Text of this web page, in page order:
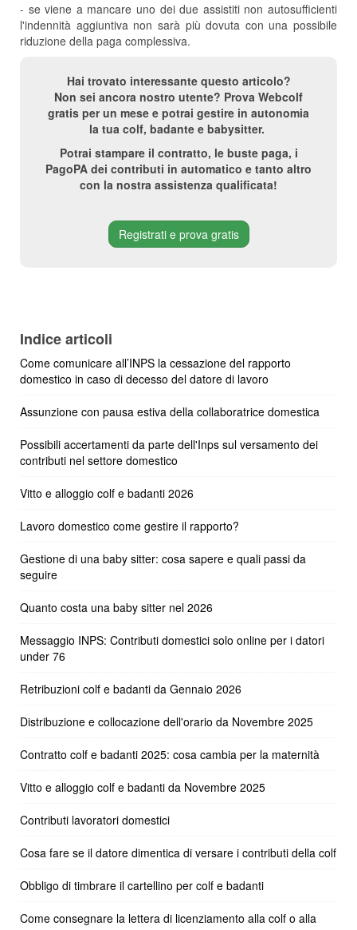
- se viene a mancare uno dei due assistiti non autosufficienti
l'indennità aggiuntiva non sarà più dovuta con una possibile
riduzione della paga complessiva.
Hai trovato interessante questo articolo?
Non sei ancora nostro utente? Prova Webcolf
gratis per un mese e potrai gestire in autonomia
la tua colf, badante e babysitter.
Potrai stampare il contratto, le buste paga, i
PagoPA dei contributi in automatico e tanto altro
con la nostra assistenza qualificata!
Registrati e prova gratis
Indice articoli
Come comunicare all’INPS la cessazione del rapporto
domestico in caso di decesso del datore di lavoro
Assunzione con pausa estiva della collaboratrice domestica
Possibili accertamenti da parte dell'Inps sul versamento dei
contributi nel settore domestico
Vitto e alloggio colf e badanti 2026
Lavoro domestico come gestire il rapporto?
Gestione di una baby sitter: cosa sapere e quali passi da
seguire
Quanto costa una baby sitter nel 2026
Messaggio INPS: Contributi domestici solo online per i datori
under 76
Retribuzioni colf e badanti da Gennaio 2026
Distribuzione e collocazione dell'orario da Novembre 2025
Contratto colf e badanti 2025: cosa cambia per la maternità
Vitto e alloggio colf e badanti da Novembre 2025
Contributi lavoratori domestici
Cosa fare se il datore dimentica di versare i contributi della colf
Obbligo di timbrare il cartellino per colf e badanti
Come consegnare la lettera di licenziamento alla colf o alla